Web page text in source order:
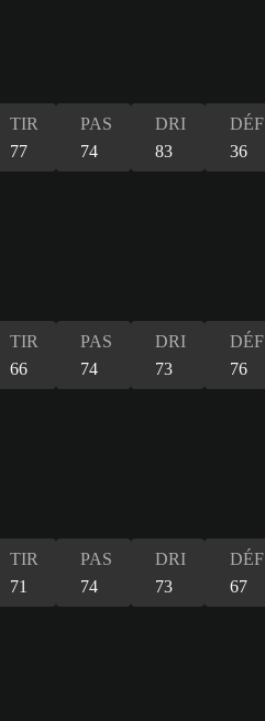
TIR
77
PAS
74
DRI
83
DÉF
36
TIR
66
PAS
74
DRI
73
DÉF
76
TIR
71
PAS
74
DRI
73
DÉF
67